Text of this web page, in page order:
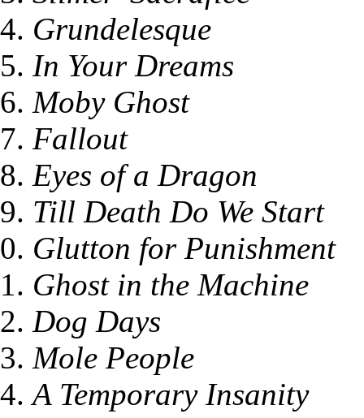
Grundelesque
In Your Dreams
Moby Ghost
Fallout
Eyes of a Dragon
Till Death Do We Start
Glutton for Punishment
Ghost in the Machine
Dog Days
Mole People
A Temporary Insanity